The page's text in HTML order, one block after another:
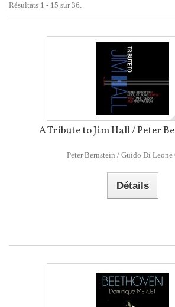
Résultats 1 - 15 sur 36.
A Tribute to Jim Hall / Peter
Peter Bernstein / Guido Di Leone
Détails